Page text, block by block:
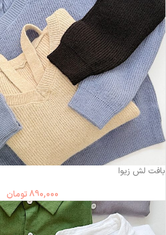
بافت لش زیوا
890,000تومان